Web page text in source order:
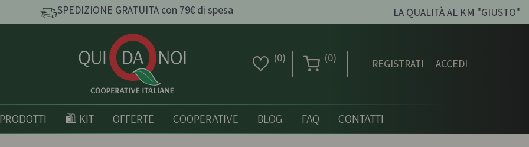
SPEDIZIONE GRATUITA con 79€ di spesa LA QUALITÀ AL KM "GIUSTO"
(0) (0) REGISTRATI ACCEDI
🛍️ KIT OFFERTE COOPERATIVE BLOG FAQ CONTATTI